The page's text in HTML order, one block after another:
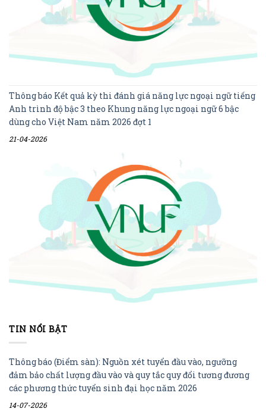
Thông báo Kết quả kỳ thi đánh giá năng lực ngoại ngữ tiếng
Anh trình độ bậc 3 theo Khung năng lực ngoại ngữ 6 bậc
dùng cho Việt Nam năm 2026 đợt 1
21-04-2026
TIN NỔI BẬT
Thông báo (Điểm sàn): Nguồn xét tuyển đầu vào, ngưỡng
đảm bảo chất lượng đầu vào và quy tắc quy đổi tương đương
các phương thức tuyển sinh đại học năm 2026
14-07-2026